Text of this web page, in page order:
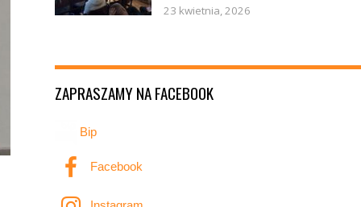
23 kwietnia, 2026
ZAPRASZAMY NA FACEBOOK
Bip
Facebook